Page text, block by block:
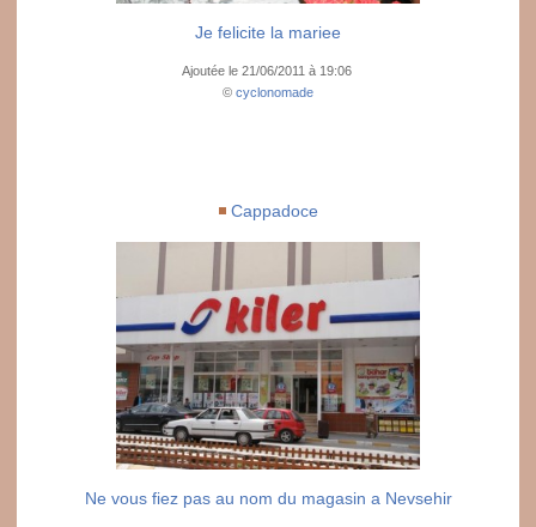
Je felicite la mariee
Ajoutée le 21/06/2011 à 19:06
© cyclonomade
Cappadoce
Ne vous fiez pas au nom du magasin a Nevsehir